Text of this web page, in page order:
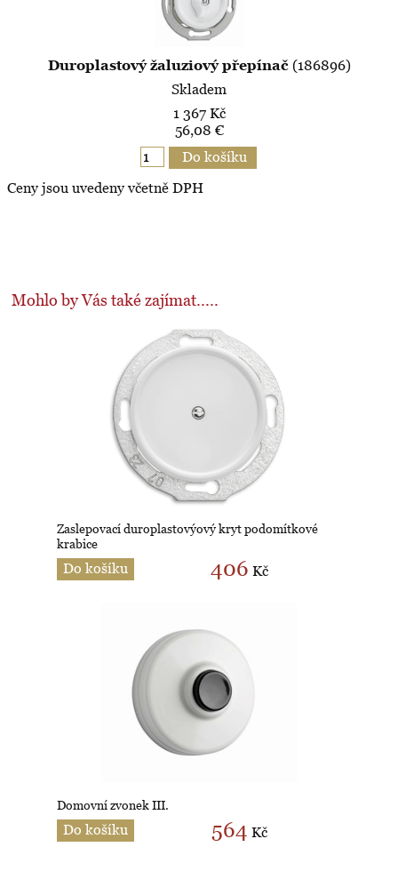
Duroplastový žaluziový přepínač(186896)
Skladem
1 367 Kč
56,08 €
Ceny jsou uvedeny včetně DPH
Mohlo by Vás také zajímat.....
Zaslepovací duroplastovýový kryt podomítkové
krabice
Do košíku 406 Kč
Domovní zvonek III.
Do košíku 564 Kč